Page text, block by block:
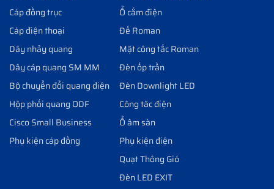
Cáp đồng trục
Cáp điện thoại
Dây nhảy quang
Dây cáp quang SM MM
Bộ chuyển đổi quang điện
Hộp phối quang ODF
Cisco Small Business
Phụ kiện cáp đồng
Ổ cắm điện
Đế Roman
Mặt công tắc Roman
Đèn ốp trần
Đèn Downlight LED
Công tăc điện
Ổ âm sàn
Phụ kiện điện
Quạt Thông Gió
Đèn LED EXIT